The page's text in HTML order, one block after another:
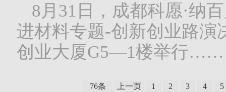
8月31日，成都科愿·纳
进材料专题-创新创业路演
创业大厦G5—1楼举行……
76条 上一页 1 2 3 4 5